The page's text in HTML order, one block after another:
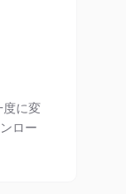
度に変
ロー